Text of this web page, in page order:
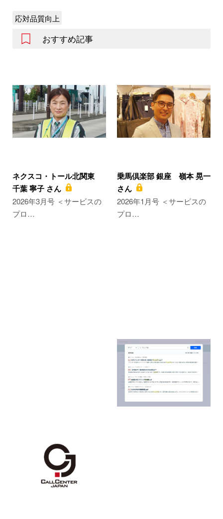
応対品質向上
おすすめ記事
ネクスコ・トール北関東
千葉 寧子 さん
2026年3月号 ＜サービスの
プロ…
乗馬倶楽部 銀座 嶺本 晃一
さん
2026年1月号 ＜サービスの
プロ…